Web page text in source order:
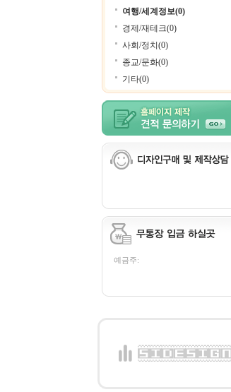
여행/세계정보(0)
경제/재테크(0)
사회/정치(0)
종교/문화(0)
기타(0)
예금주: